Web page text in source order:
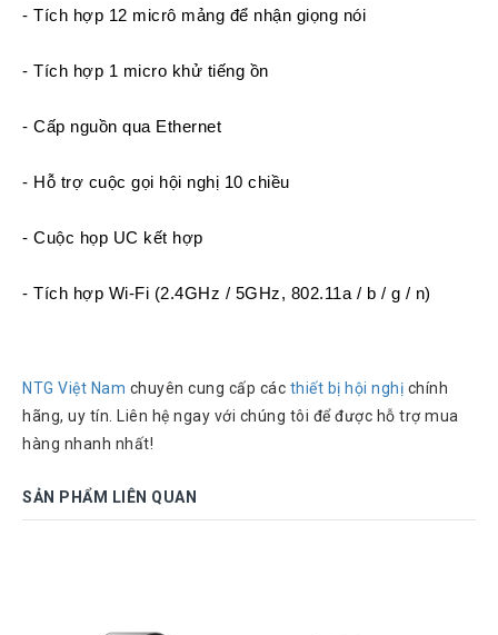
- Tích hợp 12 micrô mảng để nhận giọng nói
- Tích hợp 1 micro khử tiếng ồn
- Cấp nguồn qua Ethernet
- Hỗ trợ cuộc gọi hội nghị 10 chiều
- Cuộc họp UC kết hợp
- Tích hợp Wi-Fi (2.4GHz / 5GHz, 802.11a / b / g / n)
NTG Việt Nam chuyên cung cấp các thiết bị hội nghị chính
hãng, uy tín. Liên hệ ngay với chúng tôi để được hỗ trợ mua
hàng nhanh nhất!
SẢN PHẨM LIÊN QUAN